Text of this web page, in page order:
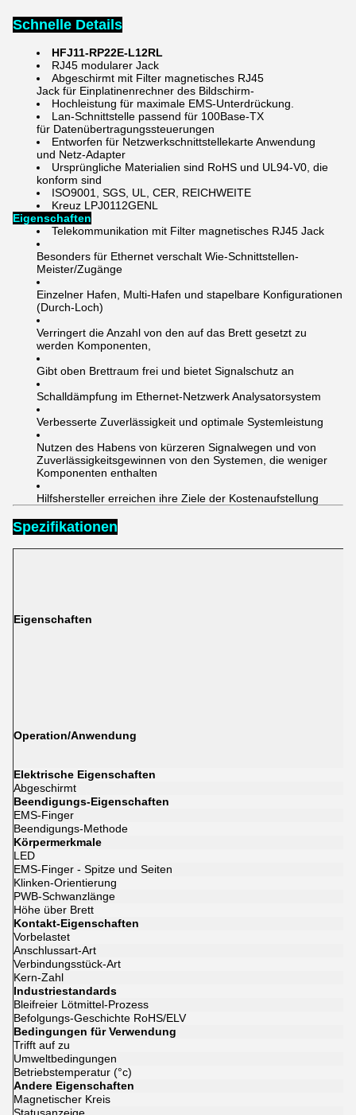
Schnelle Details
HFJ11-RP22E-L12RL
RJ45 modularer Jack
Abgeschirmt mit Filter magnetisches RJ45
Jack für Einplatinenrechner des Bildschirm-
Hochleistung für maximale EMS-Unterdrückung.
Lan-Schnittstelle passend für 100Base-TX
für Datenübertragungssteuerungen
Entworfen für Netzwerkschnittstellekarte Anwendung
und Netz-Adapter
Ursprüngliche Materialien sind RoHS und UL94-V0, die
konform sind
ISO9001, SGS, UL, CER, REICHWEITE
Kreuz LPJ0112GENL
Eigenschaften
Telekommunikation mit Filter magnetisches RJ45 Jack
Besonders für Ethernet verschalt Wie-Schnittstellen-
Meister/Zugänge
Einzelner Hafen, Multi-Hafen und stapelbare Konfigurationen
(Durch-Loch)
Verringert die Anzahl von den auf das Brett gesetzt zu
werden Komponenten,
Gibt oben Brettraum frei und bietet Signalschutz an
Schalldämpfung im Ethernet-Netzwerk Analysatorsystem
Verbesserte Zuverlässigkeit und optimale Systemleistung
Nutzen des Habens von kürzeren Signalwegen und von
Zuverlässigkeitsgewinnen von den Systemen, die weniger
Komponenten enthalten
Hilfshersteller erreichen ihre Ziele der Kostenaufstellung
Spezifikationen
Eigenschaften
Operation/Anwendung
Elektrische Eigenschaften
Abgeschirmt
Beendigungs-Eigenschaften
EMS-Finger
Beendigungs-Methode
Körpermerkmale
LED
EMS-Finger - Spitze und Seiten
Klinken-Orientierung
PWB-Schwanzlänge
Höhe über Brett
Kontakt-Eigenschaften
Vorbelastet
Anschlussart-Art
Verbindungsstück-Art
Kern-Zahl
Industriestandards
Bleifreier Lötmittel-Prozess
Befolgungs-Geschichte RoHS/ELV
Bedingungen für Verwendung
Trifft auf zu
Umweltbedingungen
Betriebstemperatur (°c)
Andere Eigenschaften
Magnetischer Kreis